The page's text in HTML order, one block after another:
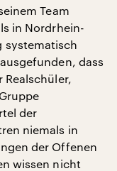
Team
in Nordrhein-
systematisch
dass
der
niemals in
der Offenen
wissen nicht